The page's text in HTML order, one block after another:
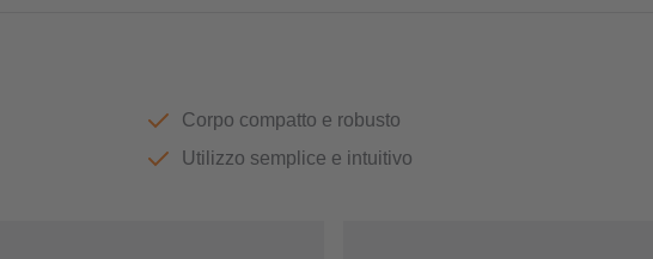
Corpo compatto e robusto
Utilizzo semplice e intuitivo